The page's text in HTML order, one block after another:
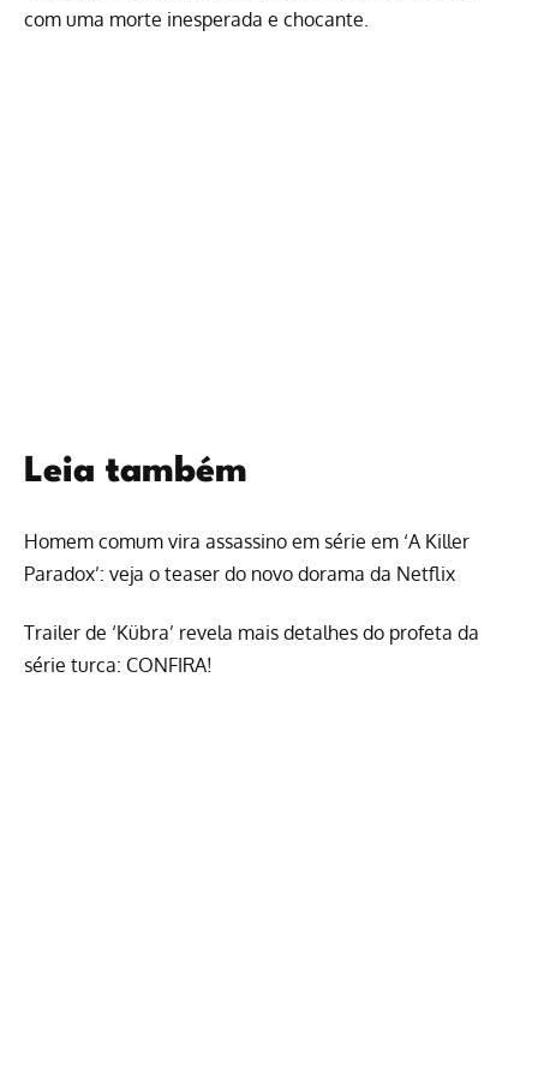
com uma morte inesperada e chocante.
Leia também
Homem comum vira assassino em série em ‘A Killer
Paradox’: veja o teaser do novo dorama da Netflix
Trailer de ‘Kübra’ revela mais detalhes do profeta da
série turca: CONFIRA!